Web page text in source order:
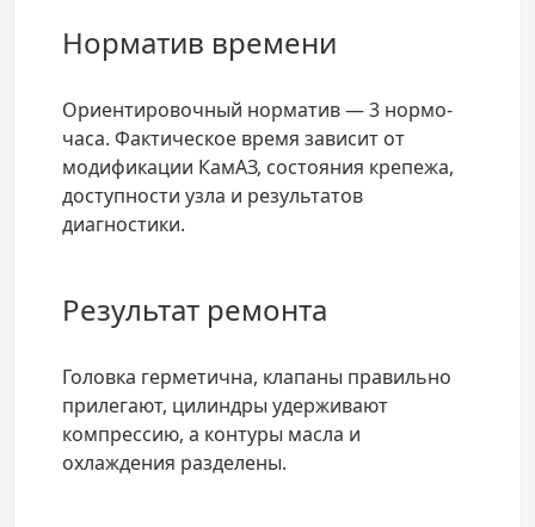
Норматив времени
Ориентировочный норматив — 3 нормо-
часа. Фактическое время зависит от
модификации КамАЗ, состояния крепежа,
доступности узла и результатов
диагностики.
Результат ремонта
Головка герметична, клапаны правильно
прилегают, цилиндры удерживают
компрессию, а контуры масла и
охлаждения разделены.